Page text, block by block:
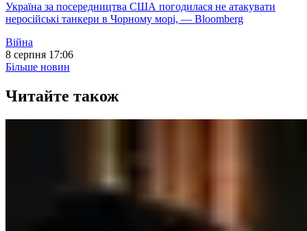
Україна за посередництва США погодилася не атакувати
неросійські танкери в Чорному морі, — Bloomberg
Війна
8 серпня 17:06
Більше новин
Читайте також